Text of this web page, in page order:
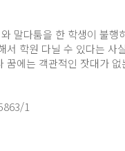
말다툼을 한 학생이 불행
학원 다닐 수 있다는 사
에는 객관적인 잣대가
1